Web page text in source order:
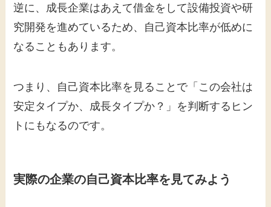
逆に、成長企業はあえて借金をして設備投資や研
究開発を進めているため、自己資本比率が低めに
なることもあります。
つまり、自己資本比率を見ることで「この会社は
安定タイプか、成長タイプか？」を判断するヒン
トにもなるのです。
実際の企業の自己資本比率を見てみよう